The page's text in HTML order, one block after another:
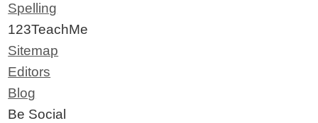
Spelling
123TeachMe
Sitemap
Editors
Blog
Be Social